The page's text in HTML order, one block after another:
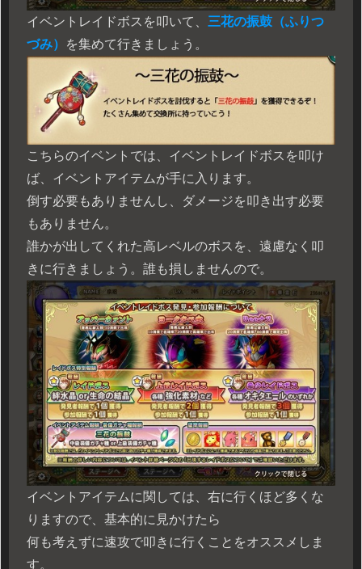
イベントレイドボスを叩いて、 三花の振鼓（ふりつ
づみ）
を集めて行きましょう。
こちらのイベントでは、イベントレイドボスを叩け
ば、イベントアイテムが手に入ります。
倒す必要もありませんし、ダメージを叩き出す必要
もありません。
誰かが出してくれた高レベルのボスを、遠慮なく叩
きに行きましょう。誰も損しませんので。
イベントアイテムに関しては、右に行くほど多くな
りますので、基本的に見かけたら
何も考えずに速攻で叩きに行くことをオススメしま
す。